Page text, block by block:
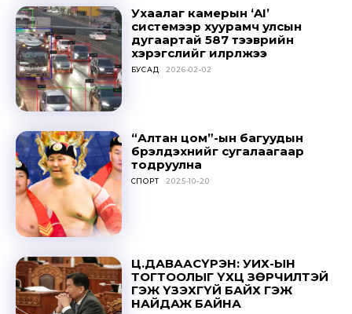
Ухаалаг камерын ‘AI’
системээр хуурамч улсын
дугаартай 587 тээврийн
хэрэгслийг илрүүлжээ
БУСАД 2026-02-02
“Алтан цом”-ын багуудын
бүрэлдэхүүнийг сугалаагаар
тодруулна
СПОРТ 2025-10-20
Ц.ДАВААСҮРЭН: УИХ-ЫН
ТОГТООЛЫГ ҮХЦ ЗӨРЧИЛТЭЙ
ГЭЖ ҮЗЭХГҮЙ БАЙХ ГЭЖ
НАЙДАЖ БАЙНА